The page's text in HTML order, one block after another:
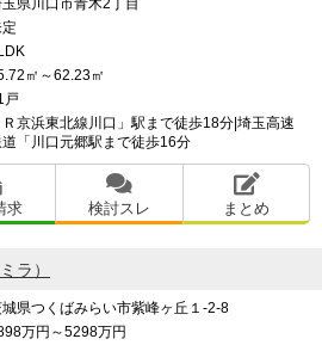
県川口市青木2丁目
㎡～62.23㎡
戸
Ｒ京浜東北線川口」駅まで徒歩18分|埼玉高速
「川口元郷駅まで徒歩16分
求 検討スレ まとめ
ラ）
県つくばみらい市紫峰ヶ丘１-2-8
万円～5298万円